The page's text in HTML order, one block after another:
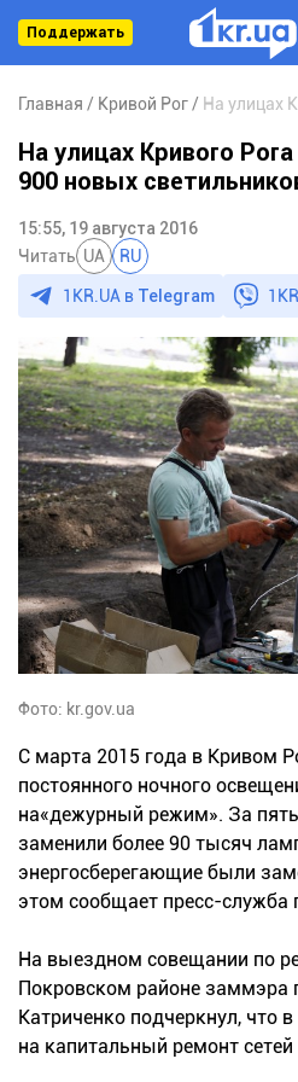
Поддержать
Главная Кривой Рог
На улицах Кривого
900 новых
15:55, 19 августа 2016
Читать UA RU
1KR.UA в Telegram
Фото: kr.gov.ua
С марта 2015 года в Кривом
постоянного ночного
на«дежурный режим». За
заменили более 90 тысяч
энергосберегающие были
этом сообщает пресс-служба
На выездном совещании по
Покровском районе заммэра
Катриченко подчеркнул, что
на капитальный ремонт